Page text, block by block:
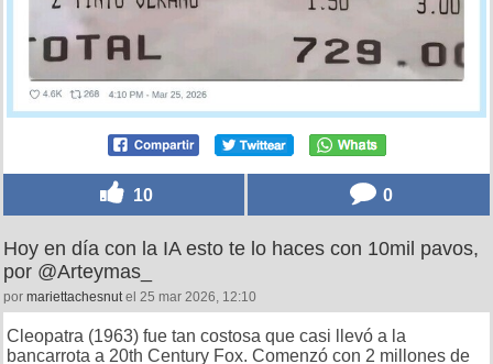
10 0
Hoy en día con la IA esto te lo haces con 10mil pavos,
por @Arteymas_
por mariettachesnutel 25 mar 2026, 12:10
Cleopatra (1963) fue tan costosa que casi llevó a la
bancarrota a 20th Century Fox. Comenzó con 2 millones de